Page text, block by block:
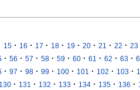
15 · 16 · 17 · 18 · 19 · 20 · 21 · 22 · 23
· 56 · 57 · 58 · 59 · 60 · 61 · 62 · 63 ·
· 97 · 98 · 99 · 100 · 101 · 102 · 103 ·
130 · 131 · 132 · 133 · 134 · 135 · 136 ·